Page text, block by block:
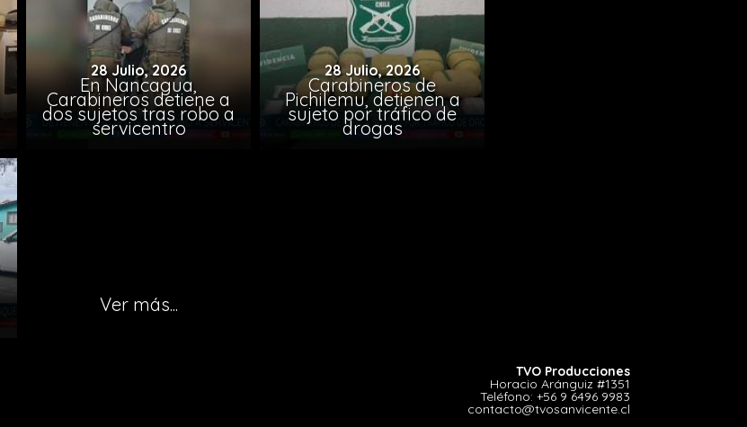
28 Julio, 2026
En Nancagua,
Carabineros detiene a
dos sujetos tras robo a
servicentro
28 Julio, 2026
Carabineros de
Pichilemu, detienen a
sujeto por tráfico de
drogas
Ver más...
TVO Producciones
Horacio Aránguiz #1351
Teléfono: +56 9 6496 9983
contacto@tvosanvicente.cl